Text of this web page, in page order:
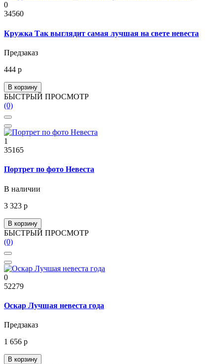
0
34560
Кружка Так выглядит самая лучшая на свете невеста
Предзаказ
444 р
В корзину
БЫСТРЫЙ ПРОСМОТР
(0)
1
35165
Портрет по фото Невеста
В наличии
3 323 р
В корзину
БЫСТРЫЙ ПРОСМОТР
(0)
0
52279
Оскар Лучшая невеста года
Предзаказ
1 656 р
В корзину